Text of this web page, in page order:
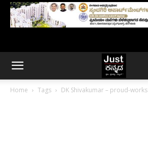
Home Tags DK Shivakumar – proud-works